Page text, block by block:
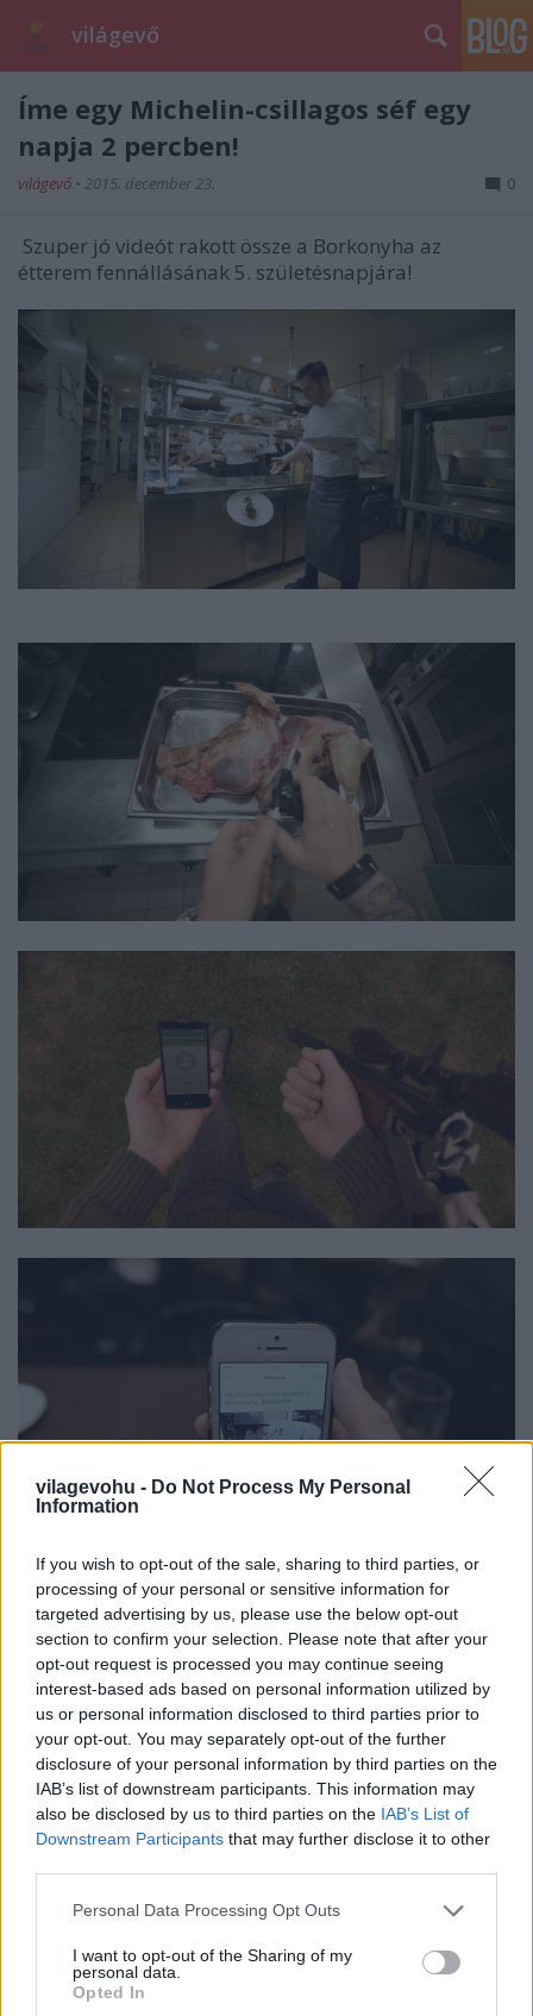
vilagevohu - Do Not Process My Personal
Information
If you wish to opt-out of the sale, sharing to third parties, or
processing of your personal or sensitive information for
targeted advertising by us, please use the below opt-out
section to confirm your selection. Please note that after your
opt-out request is processed you may continue seeing
interest-based ads based on personal information utilized by
us or personal information disclosed to third parties prior to
your opt-out. You may separately opt-out of the further
disclosure of your personal information by third parties on the
IAB’s list of downstream participants. This information may
also be disclosed by us to third parties on the IAB’s List of
Downstream Participants that may further disclose it to other
Please note that this website/app uses one or more Google
not limited to your visit or usage behaviour. You may click to
grant or deny consent to Google and its third-party tags to
use your data for below specified purposes in below Google
Personal Data Processing Opt Outs
I want to opt-out of the Sharing of my
personal data.
Opted In
világevő
Íme egy Michelin-csillagos séf egy
napja 2 percben!
világevő • 2015. december 23. 0
Szuper jó videót rakott össze a Borkonyha az
étterem fennállásának 5. születésnapjára!